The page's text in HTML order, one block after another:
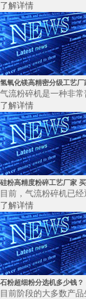
了解详情
氢氧化镁高精密分级工艺
气流粉碎机是一种非
了解详情
硅粉高精度粉碎工艺厂家
目前，气流粉碎机已
了解详情
石粉超细粉分选机多少钱
目前阶段的大多数产